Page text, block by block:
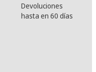
Devoluciones
hasta en 60 días